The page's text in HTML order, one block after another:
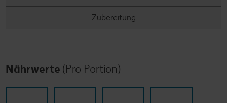
Zubereitung
Nährwerte (Pro Portion)